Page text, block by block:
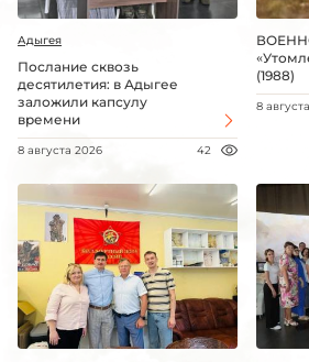
Адыгея
Послание сквозь
десятилетия: в Адыгее
заложили капсулу
времени
8 августа 2026 42
(1988)
8